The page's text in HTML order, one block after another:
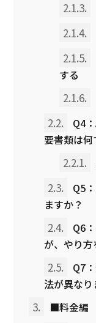
2.1.3.
2.1.4.
2.1.5.
する
2.1.6.
2.2.
Q4
要書類は何
2.2.1.
2.3.
Q5
ますか？
2.4.
Q6
が、やり方
2.5.
Q7
法が異なり
3. ■料金編